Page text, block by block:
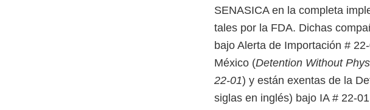
SENASICA en la completa
tales por la FDA. Dichas
bajo Alerta de Importación #
México (Detention Without
22-01) y están exentas de la
siglas en inglés) bajo IA # 22-